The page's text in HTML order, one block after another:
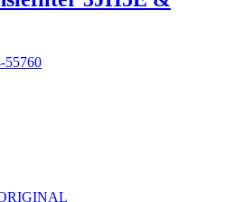
55760